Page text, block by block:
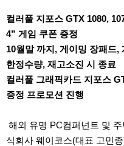
컬러풀 지포스 GTX 1080,
4” 게임 쿠폰 증정
10월말 까지, 게이밍 장패드,
한정수량, 재고소진 시 종료
컬러풀 그래픽카드 지포스
증정 프로모션 진행
해외 유명 PC컴퍼넌트 및
식회사 웨이코스(대표 고민